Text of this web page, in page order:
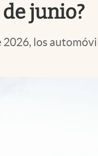
junio?
2026, los